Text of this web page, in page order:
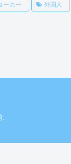
ーカー 外国人
.